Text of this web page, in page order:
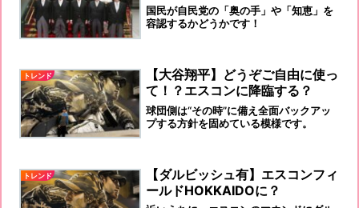
国民が自民党の「奥の手」や「知恵」を
容認するかどうかです！
トレンド
【大谷翔平】どうぞご自由に使っ
て！？エスコンに降臨する？
球団側は“その時”に備え全面バックアッ
プする方針を固めている模様です。
トレンド
【ダルビッシュ有】エスコンフィ
ールドHOKKAIDOに？